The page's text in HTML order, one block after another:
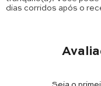
dias corridos após o